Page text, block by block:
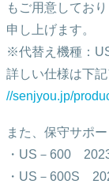
お問い合わせ
SEARCH
もご用意してお
申し上げます。
※代替え機種：
詳しい仕様は下
//senjyou.jp/
また、保守サポ
・US－600
・US－600S